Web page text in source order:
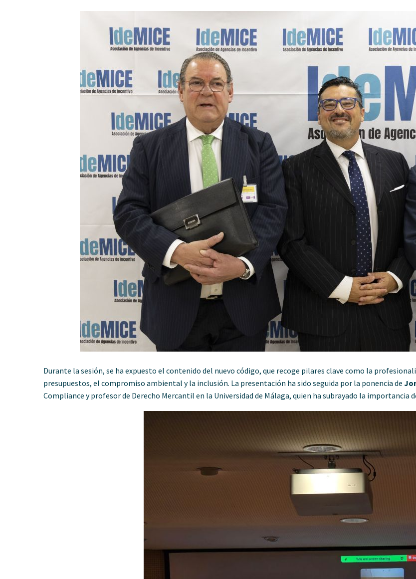
Durante la sesión, se ha expuesto el contenido del nuevo código, que recoge pilares clave como la
presupuestos, el compromiso ambiental y la inclusión. La presentación ha sido seguida por la ponencia de
Compliance y profesor de Derecho Mercantil en la Universidad de Málaga, quien ha subrayado la